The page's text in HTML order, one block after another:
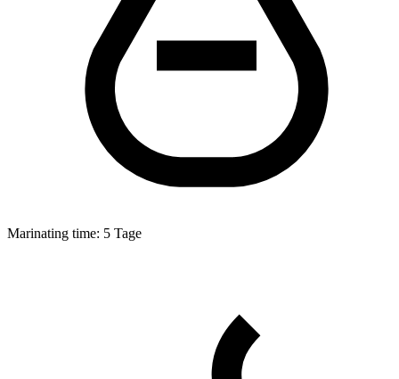
Marinating time: 5 Tage